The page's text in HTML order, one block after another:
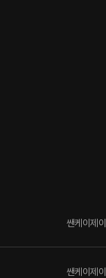
쌘케이제이
쌘케이제이